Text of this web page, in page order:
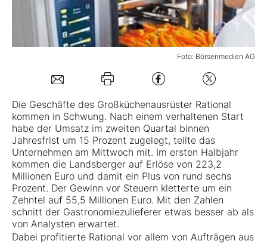
Mein B:O
Folgen Sie uns
Kontakt
Foto: Börsenmedien AG
Die Geschäfte des Großküchenausrüster Rational
kommen in Schwung. Nach einem verhaltenen Start
habe der Umsatz im zweiten Quartal binnen
Jahresfrist um 15 Prozent zugelegt, teilte das
Unternehmen am Mittwoch mit. Im ersten Halbjahr
kommen die Landsberger auf Erlöse von 223,2
Millionen Euro und damit ein Plus von rund sechs
Prozent. Der Gewinn vor Steuern kletterte um ein
Zehntel auf 55,5 Millionen Euro. Mit den Zahlen
schnitt der Gastronomiezulieferer etwas besser ab als
von Analysten erwartet.
Dabei profitierte Rational vor allem von Aufträgen aus